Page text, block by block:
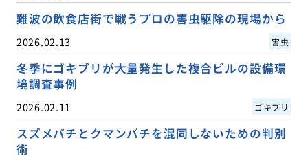
難波の飲食店街で戦うプロの害虫駆除の現場から
2026.02.13 害虫
冬季にゴキブリが大量発生した複合ビルの設備環
境調査事例
2026.02.11 ゴキブリ
スズメバチとクマンバチを混同しないための判別
術